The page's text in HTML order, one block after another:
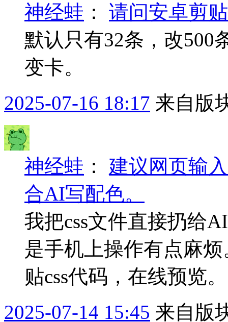
神经蛙 ： 请问安卓剪
默认只有32条，改500
变卡。
2025-07-16 18:17 来自版
神经蛙 ： 建议网页输
合AI写配色。
我把css文件直接扔给
是手机上操作有点麻
贴css代码，在线预览。
2025-07-14 15:45 来自版